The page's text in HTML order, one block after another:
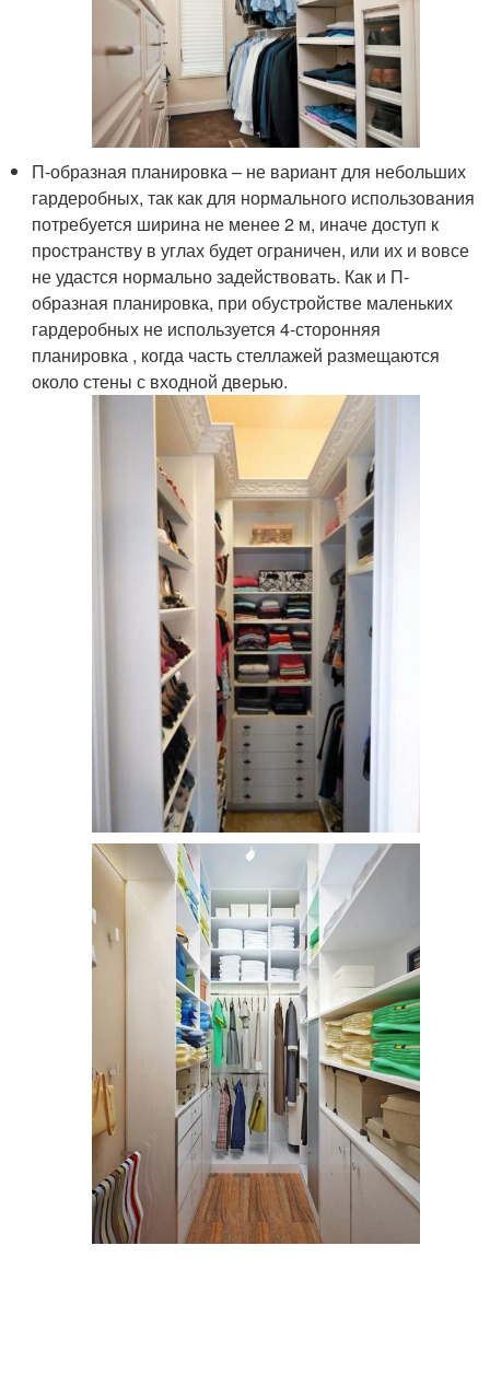
П-образная планировка – не вариант для небольших
гардеробных, так как для нормального использования
потребуется ширина не менее 2 м, иначе доступ к
пространству в углах будет ограничен, или их и вовсе
не удастся нормально задействовать. Как и П-
образная планировка, при обустройстве маленьких
гардеробных не используется 4-сторонняя
планировка , когда часть стеллажей размещаются
около стены с входной дверью.